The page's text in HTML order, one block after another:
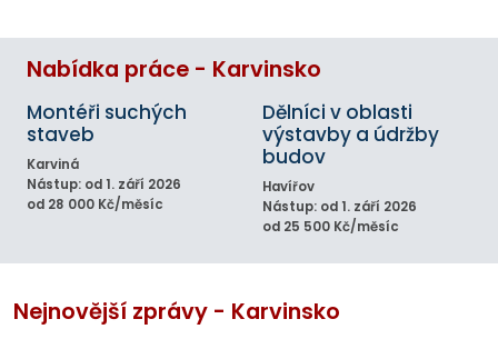
Nabídka práce - Karvinsko
Montéři suchých
staveb
Karviná
Nástup: od 1. září 2026
od 28 000 Kč/měsíc
Dělníci v oblasti
výstavby a údržby
budov
Havířov
Nástup: od 1. září 2026
od 25 500 Kč/měsíc
Nejnovější zprávy - Karvinsko